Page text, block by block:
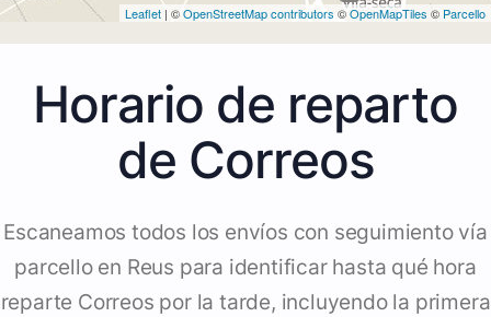
Leaflet | ©OpenStreetMap contributors ©OpenMapTiles © Parcello
Horario de reparto
de Correos
Escaneamos todos los envíos con seguimiento vía
parcello en Reus para identificar hasta qué hora
reparte Correos por la tarde, incluyendo la primera